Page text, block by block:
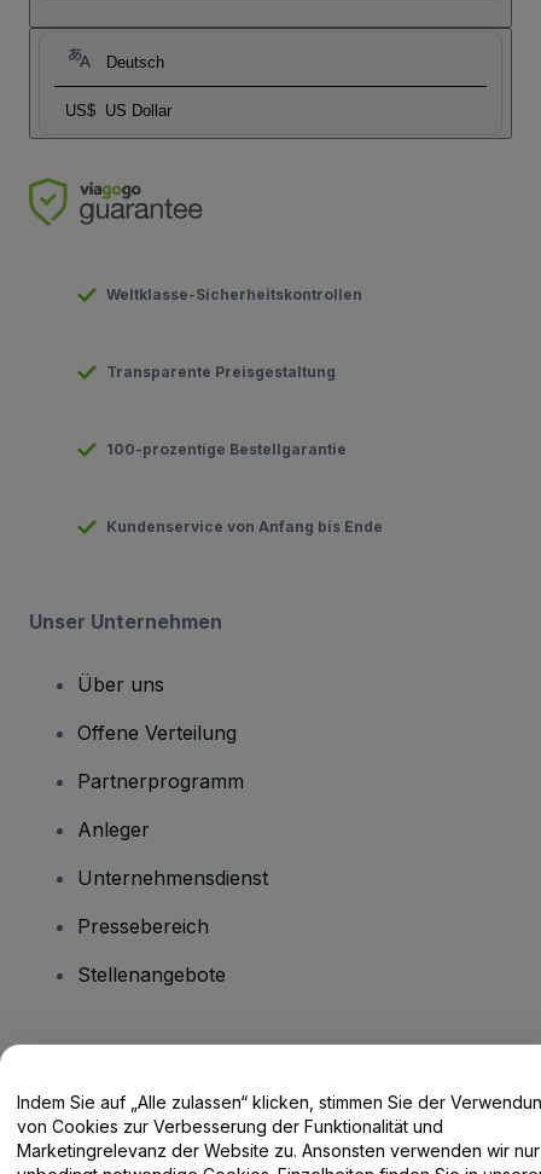
Deutsch
US$ US Dollar
Weltklasse-Sicherheitskontrollen
Transparente Preisgestaltung
100-prozentige Bestellgarantie
Kundenservice von Anfang bis Ende
Unser Unternehmen
Über uns
Offene Verteilung
Partnerprogramm
Anleger
Unternehmensdienst
Pressebereich
Stellenangebote
Hilfe-Center / Kontakt
Indem Sie auf „Alle zulassen“ klicken, stimmen Sie der
von Cookies zur Verbesserung der Funktionalität und
Marketingrelevanz der Website zu. Ansonsten verwenden wir nur